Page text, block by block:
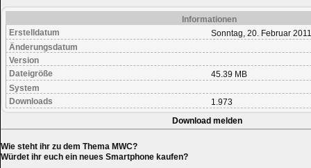
Informationen
Erstelldatum
Sonntag, 20. Februar
Änderungsdatum
Version
Dateigröße
45.39 MB
System
Downloads
1.973
Download melden
Wie steht ihr zu dem Thema MWC?
Würdet ihr euch ein neues Smartphone kaufen?